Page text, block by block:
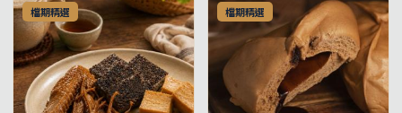
檔期精選 檔期精選